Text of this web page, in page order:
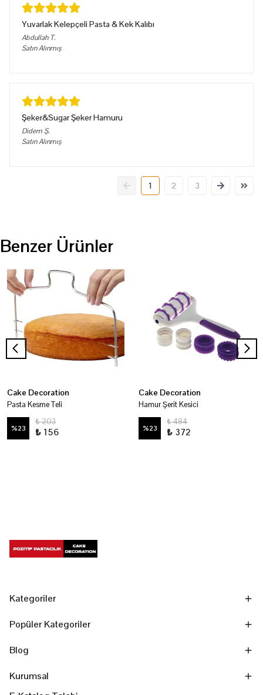
Yuvarlak Kelepçeli Pasta & Kek Kalıbı
Abdullah T.
Satın Alınmış
Şeker&Sugar Şeker Hamuru
Didem Ş.
Satın Alınmış
1 2 3
Benzer Ürünler
Cake Decoration
Pasta Kesme Teli
%23
₺ 203
₺ 156
Cake Decoration
Hamur Şerit Kesici
%23
₺ 484
₺ 372
Kategoriler
Popüler Kategoriler
Blog
Kurumsal